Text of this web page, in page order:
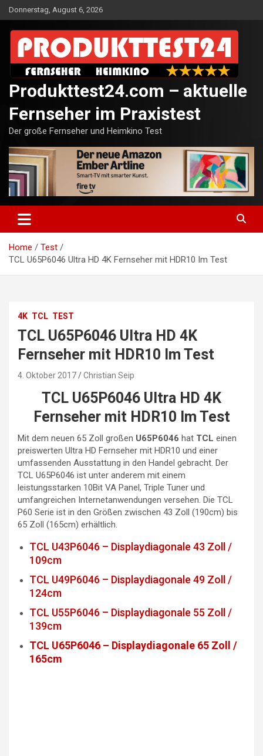
Skip
to
content
Donnerstag, August 6, 2026
Produkttest24.com – aktuelle
Fernseher im Praxistest
Der große Fernseher und Heimkino Test
Home
Test
TCL U65P6046 Ultra HD 4K Fernseher mit HDR10 Im Test
4K TCL TEST
TCL U65P6046 Ultra HD 4K
Fernseher mit HDR10 Im Test
4. Oktober 2017 Christian Seip
TCL U65P6046 Ultra HD 4K
Fernseher mit HDR10 Im Test
Mit dem neuen 65 Zoll großen U65P6046 hat TCL einen
preiswerten Ultra HD Fernseher mit HDR10 und einer
umfassenden Ausstattung in den Handel gebracht. Der
TCL U65P6046 ist unter anderem mit einem
leistungsstarken 10Bit VA Panel, Triple Tuner und
umfangreichen Internetanwendungen versehen. Die TCL
P60 Serie ist in den Größen zwischen 43 Zoll (190cm) bis
65 Zoll (165cm) erhältlich.
TCL U43P6046 – Displaydiagonale 43 Zoll /
109cm
TCL U49P6046 – Displaydiagonale 49 Zoll /
124cm
TCL U55P6046 – Displaydiagonale 55 Zoll /
139cm
TCL U65P6046 – Displaydiagonale 65 Zoll /
165cm